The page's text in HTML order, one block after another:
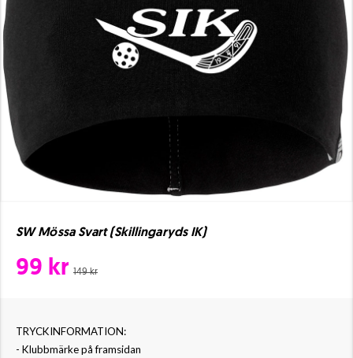
SW Mössa Svart (Skillingaryds IK)
99 kr 149 kr
TRYCKINFORMATION:
- Klubbmärke på framsidan